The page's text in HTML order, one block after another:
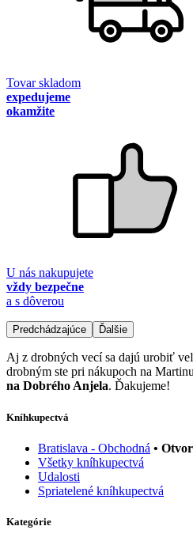
Tovar skladom
expedujeme
okamžite
U nás nakupujete
vždy bezpečne
a s dôverou
Predchádzajúce Ďalšie
Aj z drobných vecí sa dajú urobiť
drobným ste pri nákupoch na
na Dobrého Anjela. Ďakujeme!
Kníhkupectvá
Bratislava - Obchodná •
Všetky kníhkupectvá
Udalosti
Spriatelené kníhkupectvá
Kategórie